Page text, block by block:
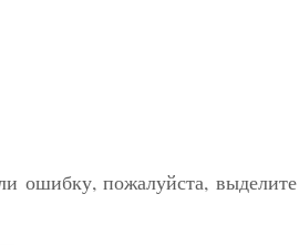
ошибку, пожалуйста,